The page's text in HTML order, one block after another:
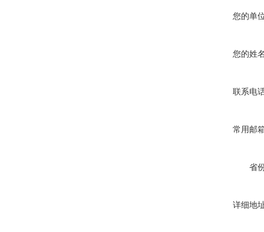
您的单
您的姓
联系电
常用邮
省
详细地